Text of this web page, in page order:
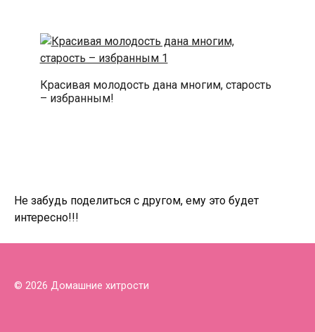
Красивая молодость дана многим, старость
– избранным!
Не забудь поделиться с другом, ему это будет
интересно!!!
© 2026 Домашние хитрости